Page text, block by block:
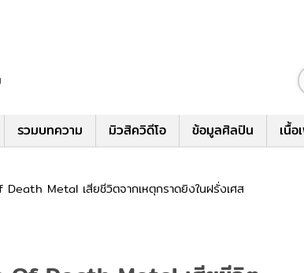
รวมบทความ มิวสิควิดีโอ ข้อมูลศิลปิน เนื้อ
Metal เสียชีวิตจากเหตุกราดยิงในฝรั่งเศส